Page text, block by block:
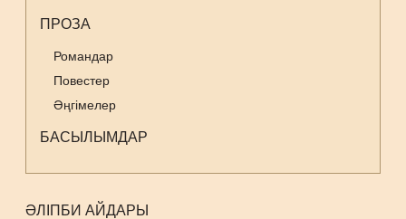
ПРОЗА
Романдар
Повестер
Әңгімелер
БАСЫЛЫМДАР
ӘЛІПБИ АЙДАРЫ